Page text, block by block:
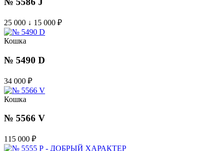
25 000 ↓ 15 000 ₽
Кошка
№ 5490 D
34 000 ₽
Кошка
№ 5566 V
115 000 ₽